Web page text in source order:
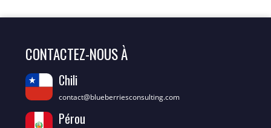
CONTACTEZ-NOUS À
Chili
contact@blueberriesconsulting.com
Pérou